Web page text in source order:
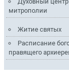
митрополии
Житие святых
Расписание
правящего